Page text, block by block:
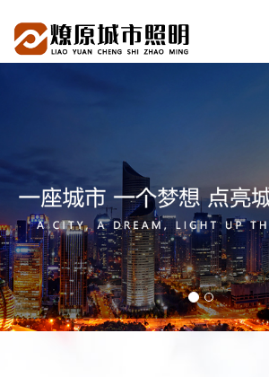
新闻动态
荣誉资质